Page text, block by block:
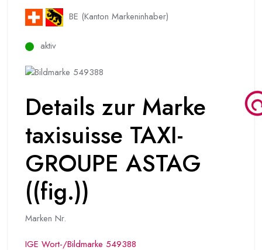
BE (Kanton Markeninhaber)
aktiv
Details zur Marke
taxisuisse TAXI-
GROUPE ASTAG
((fig.))
Marken Nr.
IGE Wort-/Bildmarke 549388